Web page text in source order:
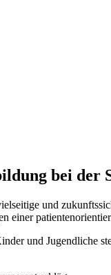
bei der
und
einer
und